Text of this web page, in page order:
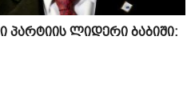
პარტიის ლიდერი ბაბიში: